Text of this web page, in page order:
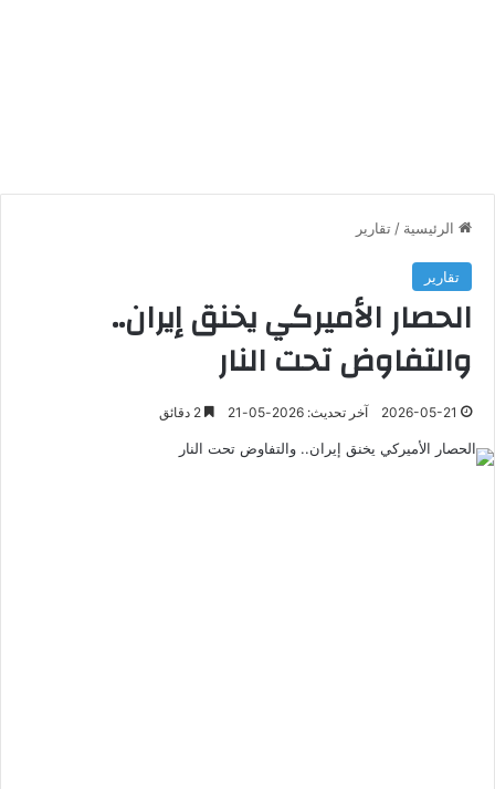
الرئيسية / تقارير
تقارير
الحصار الأميركي يخنق إيران..
والتفاوض تحت النار
2026-05-21 آخر تحديث: 2026-05-21